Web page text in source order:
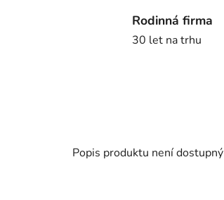
Rodinná firma
30 let na trhu
Popis produktu není dostupný